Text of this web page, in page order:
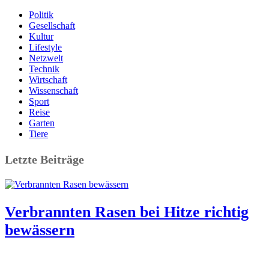
Politik
Gesellschaft
Kultur
Lifestyle
Netzwelt
Technik
Wirtschaft
Wissenschaft
Sport
Reise
Garten
Tiere
Letzte Beiträge
Verbrannten Rasen bei Hitze richtig
bewässern